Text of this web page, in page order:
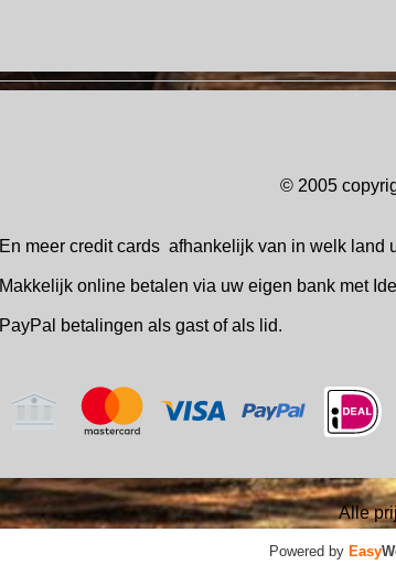
© 2005
En meer credit cards afhankelijk van in welk land
Makkelijk online betalen via uw eigen bank met
PayPal betalingen als gast of als lid.
Alle
Powered by Easy